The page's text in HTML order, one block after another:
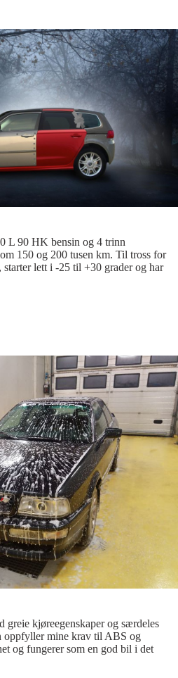
L 90 HK bensin og 4 trinn
150 og 200 tusen km. Til tross for
lett i -25 til +30 grader og har
greie kjøreegenskaper og særdeles
oppfyller mine krav til ABS og
og fungerer som en god bil i det